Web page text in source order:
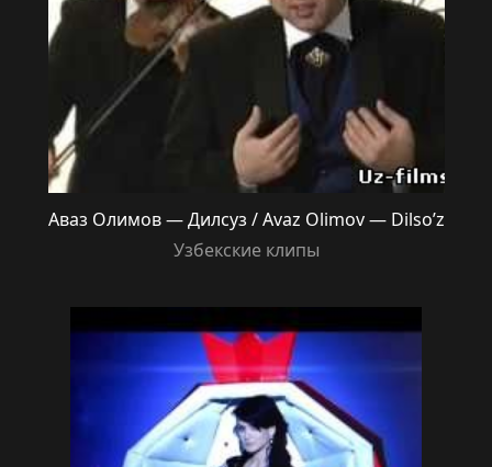
Аваз Олимов — Дилсуз / Avaz Olimov — Dilso’z
Узбекские клипы